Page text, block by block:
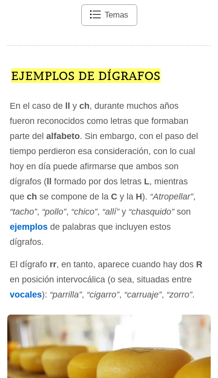
Temas
EJEMPLOS DE DÍGRAFOS
En el caso de y ch, durante muchos años
fueron reconocidos como letras que formaban
parte del alfabeto. Sin embargo, con el paso del
tiempo perdieron esa consideración, con lo cual
hoy en día puede afirmarse que ambos son
dígrafos (
formado por dos letras L, mientras
que ch se compone de la C y la H). “Atropellar”,
“tacho”, “pollo”, “chico”, “allí”y “chasquido”son
ejemplos de palabras que incluyen estos
dígrafos.
El dígrafo rr, en tanto, aparece cuando hay dos R
en posición intervocálica (o sea, situadas entre
vocales): “parrilla”, “cigarro”, “carruaje”, “zorro”.